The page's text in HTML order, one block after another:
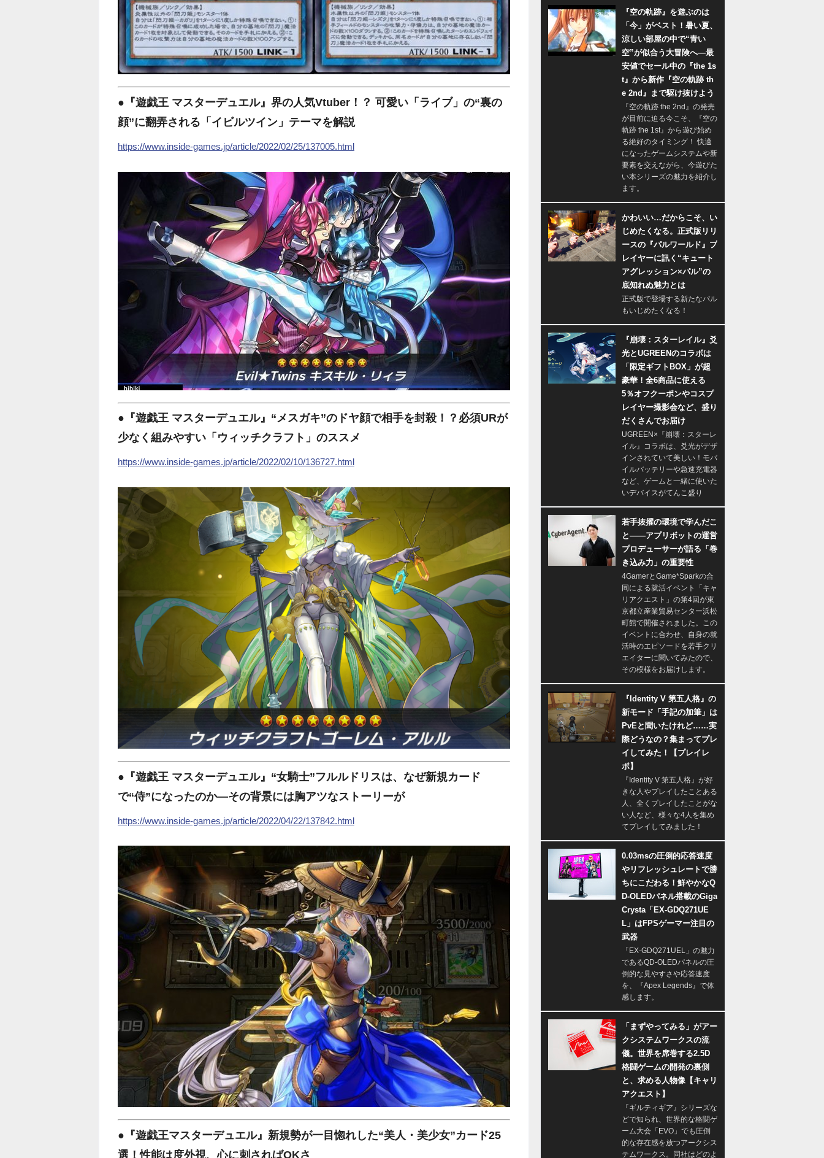
●『遊戯王 マスターデュエル』界の人気Vtuber！？ 可愛い「ライブ」の“裏の
顔”に翻弄される「イビルツイン」テーマを解説
https://www.inside-games.jp/article/2022/02/25/137005.html
●『遊戯王 マスターデュエル』“メスガキ”のドヤ顔で相手を封殺！？必須URが
少なく組みやすい「ウィッチクラフト」のススメ
https://www.inside-games.jp/article/2022/02/10/136727.html
● 『遊戯王 マスターデュエル』“女騎士”フルルドリスは、なぜ新規カード
で“侍”になったのか―その背景には胸アツなストーリーが
https://www.inside-games.jp/article/2022/04/22/137842.html
●『遊戯王マスターデュエル』新規勢が一目惚れした“美人・美少女”カード25
選！性能は度外視、心に刺さればOKさ
『空の軌跡』を遊ぶのは
「今」がベスト！暑い夏、
涼しい部屋の中で“青い
空”が似合う大冒険へ―最
安値でセール中の『the 1s
t』から新作『空の軌跡 th
e 2nd』まで駆け抜けよう
『空の軌跡 the 2nd』の発売
が目前に迫る今こそ、『空の
軌跡 the 1st』から遊び始め
る絶好のタイミング！ 快適
になったゲームシステムや新
要素を交えながら、今遊びた
い本シリーズの魅力を紹介し
ます。
かわいい…だからこそ、い
じめたくなる。正式版リリ
ースの『パルワールド』プ
レイヤーに訊く“キュート
アグレッション×パル”の
底知れぬ魅力とは
正式版で登場する新たなパル
もいじめたくなる！
『崩壊：スターレイル』爻
光とUGREENのコラボは
「限定ギフトBOX」が超
豪華！全6商品に使える
5％オフクーポンやコスプ
レイヤー撮影会など、盛り
だくさんでお届け
UGREEN×『崩壊：スターレ
イル』コラボは、爻光がデザ
インされていて美しい！モバ
イルバッテリーや急速充電器
など、ゲームと一緒に使いた
いデバイスがてんこ盛り
若手抜擢の環境で学んだこ
と――アプリボットの運営
プロデューサーが語る「巻
き込み力」の重要性
4GamerとGame*Sparkの合
同による就活イベント「キャ
リアクエスト」の第4回が東
京都立産業貿易センター浜松
町館で開催されました。この
イベントに合わせ、自身の就
活時のエピソードを若手クリ
エイターに聞いてみたので、
その模様をお届けします。
『Identity V 第五人格』の
新モード「手記の加筆」は
PvEと聞いたけれど……実
際どうなの？集まってプレ
イしてみた！【プレイレ
ポ】
『Identity V 第五人格』が好
きな人やプレイしたことある
人、全くプレイしたことがな
い人など、様々な4人を集め
てプレイしてみました！
0.03msの圧倒的応答速度
やリフレッシュレートで勝
ちにこだわる！鮮やかなQ
D-OLEDパネル搭載のGiga
Crysta「EX-GDQ271UE
L」はFPSゲーマー注目の
武器
「EX-GDQ271UEL」の魅力
であるQD-OLEDパネルの圧
倒的な見やすさや応答速度
を、『Apex Legends』で体
感します。
「まずやってみる」がアー
クシステムワークスの流
儀。世界を席巻する2.5D
格闘ゲームの開発の裏側
と、求める人物像【キャリ
アクエスト】
『ギルティギア』シリーズな
どで知られ、世界的な格闘ゲ
ーム大会「EVO」でも圧倒
的な存在感を放つアークシス
テムワークス。同社はどのよ